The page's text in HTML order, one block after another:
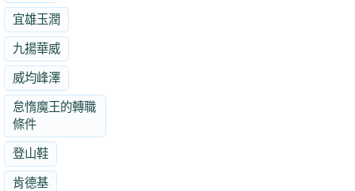
宜雄玉潤
九揚華威
威均峰澤
怠惰魔王的轉職
條件
登山鞋
肯德基